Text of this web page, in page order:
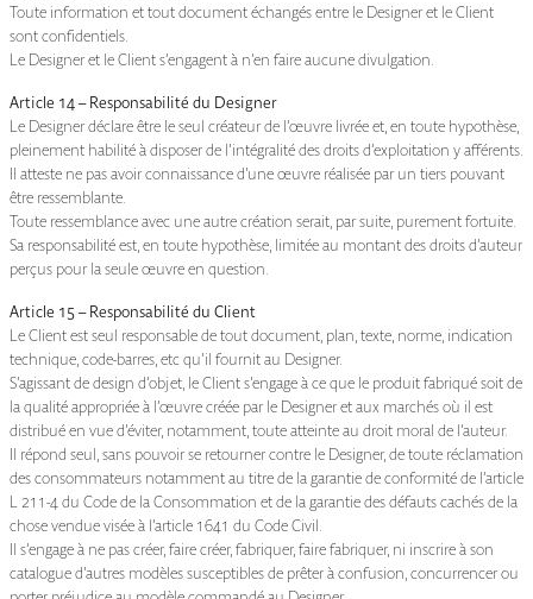
Toute information et tout document échangés entre le Designer et le Client
sont confidentiels.
Le Designer et le Client s’engagent à n’en faire aucune divulgation.
Article 14 – Responsabilité du Designer
Le Designer déclare être le seul créateur de l’œuvre livrée et, en toute hypothèse,
pleinement habilité à disposer de l’intégralité des droits d’exploitation y afférents.
Il atteste ne pas avoir connaissance d’une œuvre réalisée par un tiers pouvant
être ressemblante.
Toute ressemblance avec une autre création serait, par suite, purement fortuite.
Sa responsabilité est, en toute hypothèse, limitée au montant des droits d’auteur
perçus pour la seule œuvre en question.
Article 15 – Responsabilité du Client
Le Client est seul responsable de tout document, plan, texte, norme, indication
technique, code-barres, etc qu’il fournit au Designer.
S’agissant de design d’objet, le Client s’engage à ce que le produit fabriqué soit de
la qualité appropriée à l’œuvre créée par le Designer et aux marchés où il est
distribué en vue d’éviter, notamment, toute atteinte au droit moral de l’auteur.
Il répond seul, sans pouvoir se retourner contre le Designer, de toute réclamation
des consommateurs notamment au titre de la garantie de conformité de l’article
L 211-4 du Code de la Consommation et de la garantie des défauts cachés de la
chose vendue visée à l’article 1641 du Code Civil.
Il s’engage à ne pas créer, faire créer, fabriquer, faire fabriquer, ni inscrire à son
catalogue d’autres modèles susceptibles de prêter à confusion, concurrencer ou